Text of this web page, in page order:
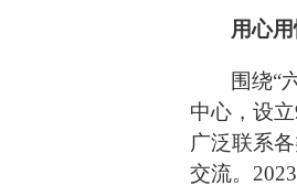
用心
围绕“
中心，设
广泛联系
交流。